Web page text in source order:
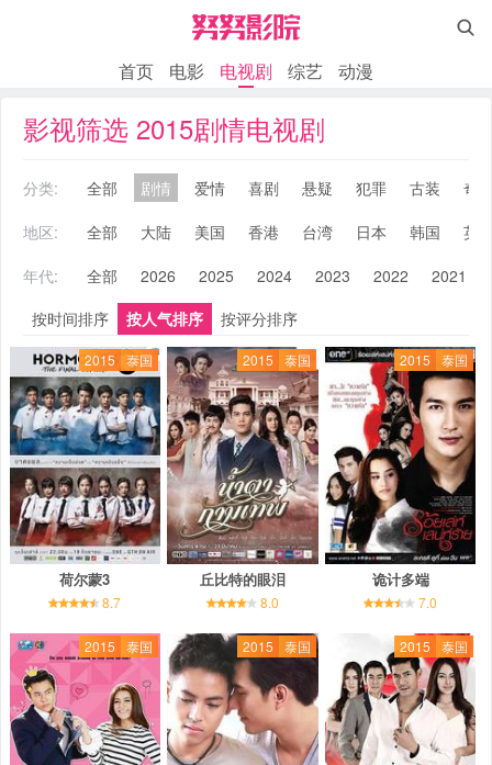

首页 电影 电视剧 综艺 动漫
影视筛选 2015剧情电视剧
分类: 全部 剧情 爱情 喜剧 悬疑 犯罪 古装
奇
地区:
全部 大陆 美国 香港 台湾 日本 韩国
英
年代:
全部 2026 2025 2024 2023 2022 2021
按时间排序
按人气排序 按评分排序
2015 泰国
荷尔蒙3
8.7
2015 泰国
丘比特的眼泪
8.0
2015 泰国
诡计多端
7.0
2015 泰国 2015 泰国 2015 泰国